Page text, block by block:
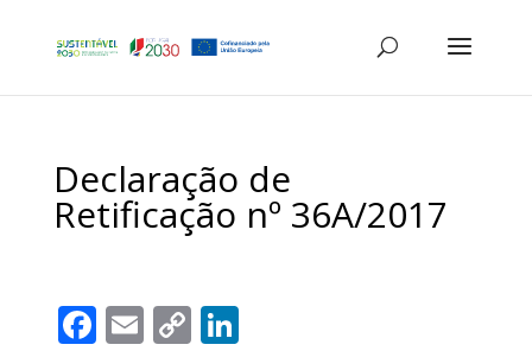
Declaração de
Retificação nº 36A/2017
F E C Li